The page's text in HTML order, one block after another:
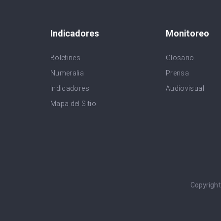
Indicadores
Boletines
Numeralia
Indicadores
Mapa del Sitio
Monitoreo
Glosario
Prensa
Audiovisual